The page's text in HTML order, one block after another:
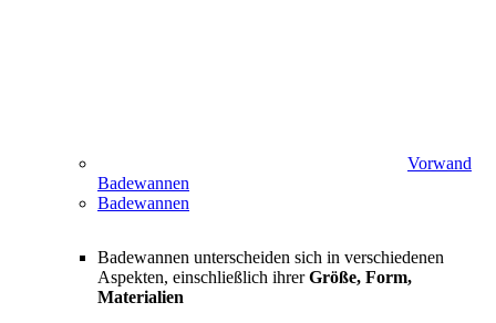
Vorwand
Badewannen
Badewannen
Badewannen unterscheiden sich in verschiedenen
Aspekten, einschließlich ihrerGröße, Form,
Materialien